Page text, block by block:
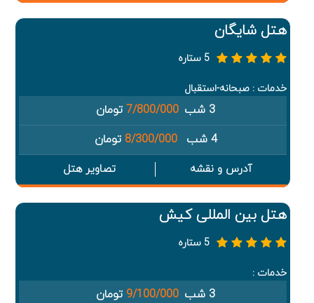
هتل شایگان
5 ستاره
خدمات : صبحانه-استقبال
3 شب 7/800/000 تومان
4 شب
8/300/000 تومان
آدرس و نقشه تصاویر هتل
هتل بین المللی کیش
5 ستاره
خدمات :
3 شب 9/100/000 تومان